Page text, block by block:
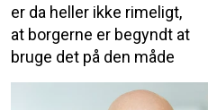
er da heller ikke rimeligt,
at borgerne er begyndt at
bruge det på den måde